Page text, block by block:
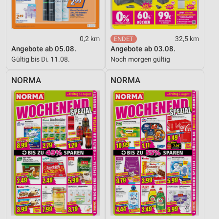
0,2 km
Angebote ab 05.08.
Gültig bis Di. 11.08.
32,5 km
Angebote ab 03.08.
Noch morgen gültig
NORMA NORMA
IAB-Besonderheiten:
Verwendung genauer Standortdaten
Geräte anhand von aktiv angeforderten
Informationen identifizieren
Nicht-IAB-Verarbeitungszwecke:
Notwendig
Performance
Funktional
Werbung